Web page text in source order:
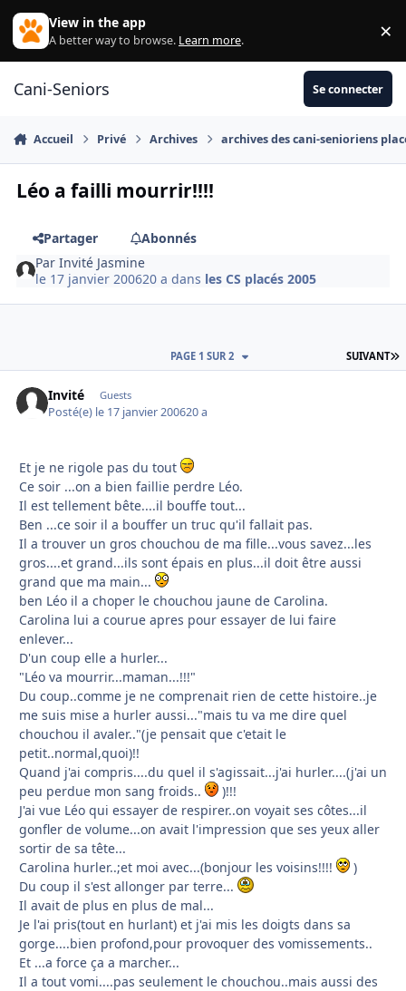
Aller au contenu
View in the app
A better way to browse. Learn more. ×
Cani-Seniors Se connecter
Accueil Privé Archives archives des cani-senioriens
Léo a failli mourrir!!!!
Partager
Abonnés
ParInvité Jasmine
le 17 janvier 200620 a dans les CS placés 2005
SUIVANT
PAGE 1 SUR 2
Invité Guests
Posté(e) le 17 janvier 200620 a
Et je ne rigole pas du tout
Ce soir ...on a bien faillie perdre Léo.
Il est tellement bête....il bouffe tout...
Ben ...ce soir il a bouffer un truc qu'il fallait pas.
Il a trouver un gros chouchou de ma fille...vous savez...les
gros....et grand...ils sont épais en plus...il doit être aussi
grand que ma main...
ben Léo il a choper le chouchou jaune de Carolina.
Carolina lui a courue apres pour essayer de lui faire
enlever...
D'un coup elle a hurler...
"Léo va mourrir...maman...!!!"
Du coup..comme je ne comprenait rien de cette histoire..je
me suis mise a hurler aussi..."mais tu va me dire quel
chouchou il avaler.."(je pensait que c'etait le
petit..normal,quoi)!!
Quand j'ai compris....du quel il s'agissait...j'ai hurler....(j'ai un
peu perdue mon sang froids..
)!!!
J'ai vue Léo qui essayer de respirer..on voyait ses côtes...il
gonfler de volume...on avait l'impression que ses yeux aller
sortir de sa tête...
Carolina hurler..;et moi avec...(bonjour les voisins!!!!
)
Du coup il s'est allonger par terre...
Il avait de plus en plus de mal...
Je l'ai pris(tout en hurlant) et j'ai mis les doigts dans sa
gorge....bien profond,pour provoquer des vomissements..
Et ...a force ça a marcher...
Il a tout vomi....pas seulement le chouchou..mais aussi des